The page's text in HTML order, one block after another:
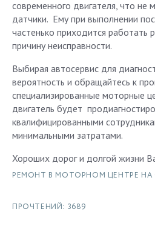
современного двигателя, что не
датчики. Ему при выполнении
частенько приходится работать
причину неисправности.
Выбирая автосервис для
вероятность и обращайтесь к
специализированные моторные
двигатель будет
квалифицированными
минимальными затратами.
Хороших дорог и долгой жизни
РЕМОНТ В МОТОРНОМ ЦЕНТРЕ НА
ПРОЧТЕНИЙ: 3689